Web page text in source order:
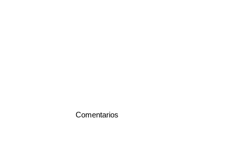
Comentarios